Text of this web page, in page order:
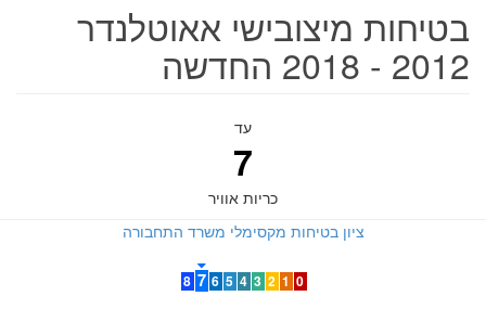
בטיחות מיצובישי אאוטלנדר
2012 - 2018 החדשה
עד
7
כריות אוויר
ציון בטיחות מקסימלי משרד התחבורה
0
1
2
3
4
5
6
7
8